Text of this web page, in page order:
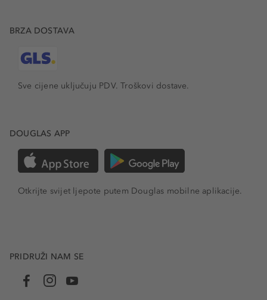
BRZA DOSTAVA
Sve cijene uključuju PDV.Troškovi dostave.
DOUGLAS APP
Otkrijte svijet ljepote putem Douglas mobilne aplikacije.
PRIDRUŽI NAM SE